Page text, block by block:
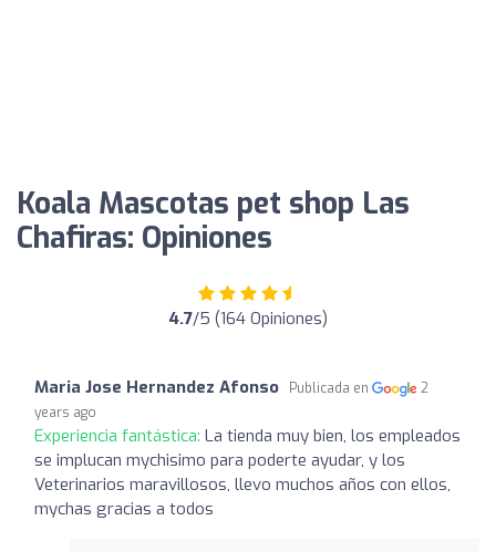
Koala Mascotas pet shop Las
Chafiras: Opiniones
4.7/5 (164 Opiniones)
Maria Jose Hernandez Afonso Publicada en
2
years ago
Experiencia fantástica: La tienda muy bien, los empleados
se implucan mychisimo para poderte ayudar, y los
Veterinarios maravillosos, llevo muchos años con ellos,
mychas gracias a todos